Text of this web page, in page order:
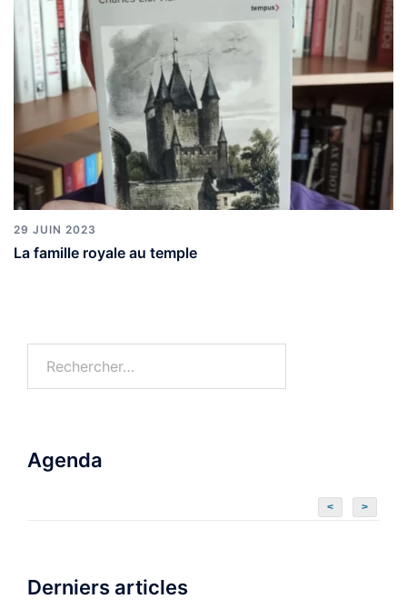
29 JUIN 2023
La famille royale au temple
Agenda
< >
Derniers articles